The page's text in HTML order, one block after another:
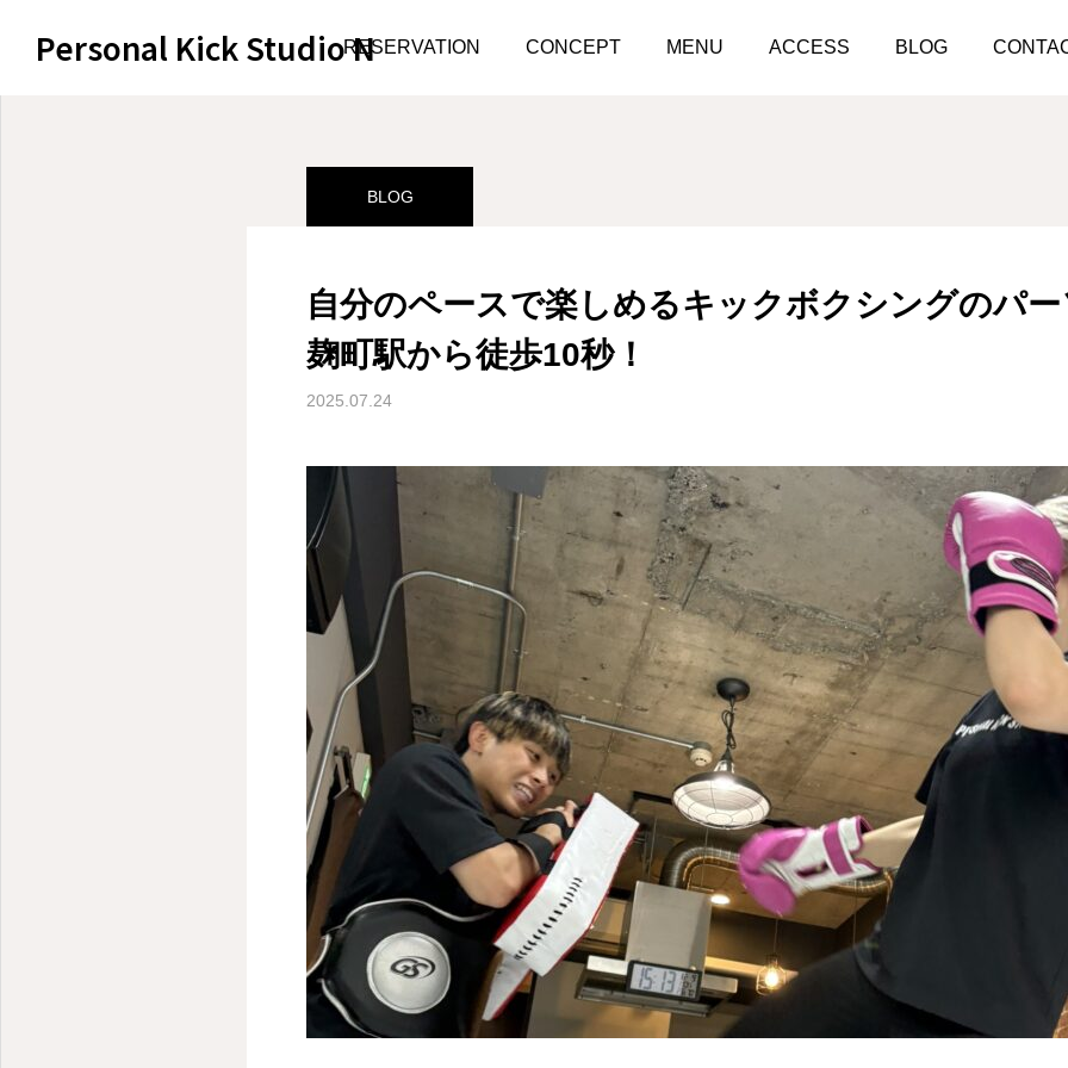
Personal Kick Studio NRESERVATION CONCEPT MENU ACCESS BLOG
サンプルページ BLOG 自分のペースで楽しめるキックボクシングのパーソナルジム！麹町
BLOG
自分のペースで楽しめるキックボクシングのパ
麹町駅から徒歩10秒！
2025.07.24